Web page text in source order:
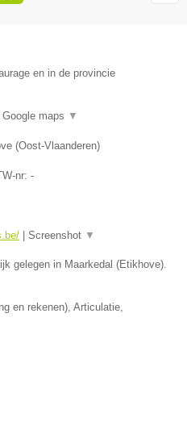
en in de provincie
Google maps ▼
(Oost-Vlaanderen)
nr: -
Screenshot ▼
gelegen in Maarkedal (Etikhove).
en rekenen), Articulatie,